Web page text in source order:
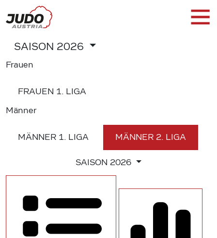
SAISON 2026
Frauen
FRAUEN 1. LIGA
Männer
MÄNNER 1. LIGA MÄNNER 2. LIGA
SAISON 2026